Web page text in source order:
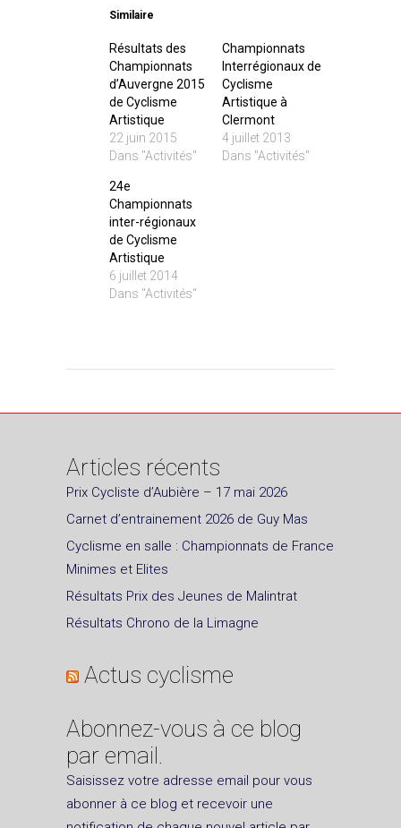
Similaire
Résultats des
Championnats
d’Auvergne 2015
de Cyclisme
Artistique
22 juin 2015
Dans "Activités"
Championnats
Interrégionaux de
Cyclisme
Artistique à
Clermont
4 juillet 2013
Dans "Activités"
24e
Championnats
inter-régionaux
de Cyclisme
Artistique
6 juillet 2014
Dans "Activités"
Articles récents
Prix Cycliste d’Aubière – 17 mai 2026
Carnet d’entrainement 2026 de Guy Mas
Cyclisme en salle : Championnats de France
Minimes et Elites
Résultats Prix des Jeunes de Malintrat
Résultats Chrono de la Limagne
Actus cyclisme
Abonnez-vous à ce blog
par email.
Saisissez votre adresse email pour vous
abonner à ce blog et recevoir une